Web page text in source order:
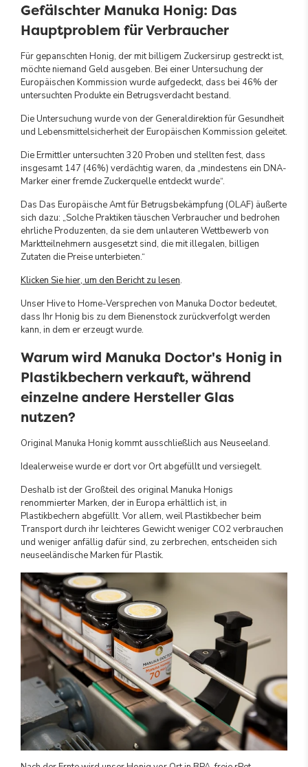
Gefälschter Manuka Honig: Das
Hauptproblem für Verbraucher
Für gepanschten Honig, der mit billigem Zuckersirup gestreckt ist,
möchte niemand Geld ausgeben. Bei einer Untersuchung der
Europäischen Kommission wurde aufgedeckt, dass bei 46% der
untersuchten Produkte ein Betrugsverdacht bestand.
Die Untersuchung wurde von der Generaldirektion für Gesundheit
und Lebensmittelsicherheit der Europäischen Kommission geleitet.
Die Ermittler untersuchten 320 Proben und stellten fest, dass
insgesamt 147 (46%) verdächtig waren, da „mindestens ein DNA-
Marker einer fremde Zuckerquelle entdeckt wurde“.
Das Das Europäische Amt für Betrugsbekämpfung (OLAF) äußerte
sich dazu: „Solche Praktiken täuschen Verbraucher und bedrohen
ehrliche Produzenten, da sie dem unlauteren Wettbewerb von
Marktteilnehmern ausgesetzt sind, die mit illegalen, billigen
Zutaten die Preise unterbieten.“
Klicken Sie hier, um den Bericht zu lesen.
Unser Hive to Home-Versprechen von Manuka Doctor bedeutet,
dass Ihr Honig bis zu dem Bienenstock zurückverfolgt werden
kann, in dem er erzeugt wurde.
Warum wird Manuka Doctor's Honig in
Plastikbechern verkauft, während
einzelne andere Hersteller Glas
nutzen?
Original Manuka Honig kommt ausschließlich aus Neuseeland.
Idealerweise wurde er dort vor Ort abgefüllt und versiegelt.
Deshalb ist der Großteil des original Manuka Honigs
renommierter Marken, der in Europa erhältlich ist, in
Plastikbechern abgefüllt. Vor allem, weil Plastikbecher beim
Transport durch ihr leichteres Gewicht weniger CO2 verbrauchen
und weniger anfällig dafür sind, zu zerbrechen, entscheiden sich
neuseeländische Marken für Plastik.